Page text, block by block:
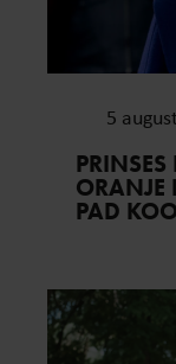
5
ORANJE
PAD